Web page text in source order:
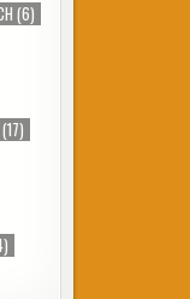
(6)
(17)